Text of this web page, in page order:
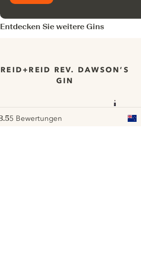
Entdecken Sie weitere Gins
REID+REID REV. DAWSON’S
GIN
5 Bewertungen